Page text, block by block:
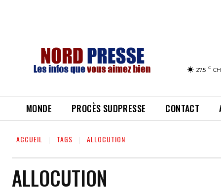
27.5 C
MONDE PROCÈS SUDPRESSE CONTACT
ACCUEIL TAGS ALLOCUTION
ALLOCUTION